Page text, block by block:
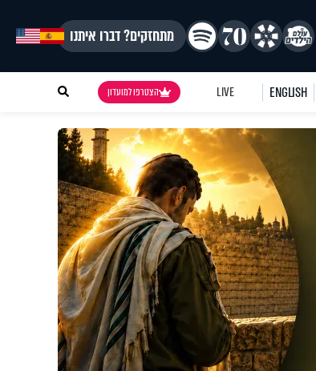
מתחזקים? דברו איתנו
ENGLISH
LIVE הצטרפו למועדון